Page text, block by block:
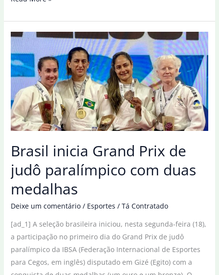
garante
duas
medalhas
no
Mundial
da
Bélgica
Brasil inicia Grand Prix de
judô paralímpico com duas
medalhas
Deixe um comentário / Esportes / Tá Contratado
[ad_1] A seleção brasileira iniciou, nesta segunda-feira (18),
a participação no primeiro dia do Grand Prix de judô
paralímpico da IBSA (Federação Internacional de Esportes
para Cegos, em inglês) disputado em Gizé (Egito) com a